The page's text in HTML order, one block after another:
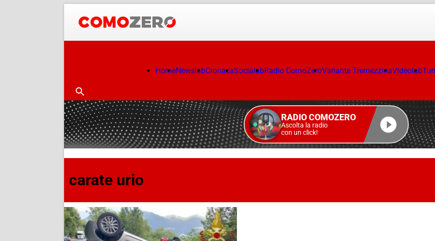
HomeNewslabCronacaSocialabRadio ComoZeroVariante TremezzinaVideolab
RADIO COMOZERO
Ascolta la radio
con un click!
carate urio